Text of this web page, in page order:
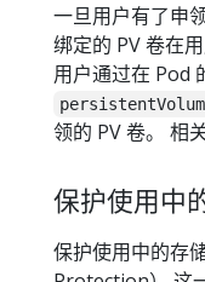
一旦用户有了申
绑定的 PV 卷在
用户通过在 Pod
领的 PV 卷。 相
保护使用中
保护使用中的存